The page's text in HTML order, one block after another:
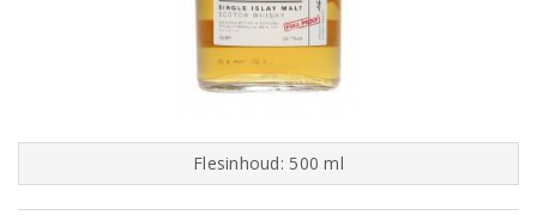
Flesinhoud: 500 ml